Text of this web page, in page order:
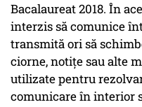
Bacalaureat 2018. În
interzis să comunice
transmită ori să
ciorne, notiţe sau alte
utilizate pentru
comunicare în interior